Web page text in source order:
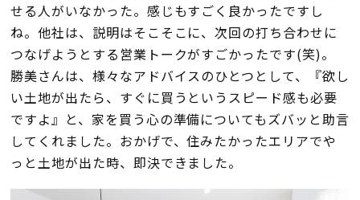
MENU
せる人がいなかった。感じもすごく良かったですし
ね。他社は、説明はそこそこに、次回の打ち合わせに
つなげようとする営業トークがすごかったです(笑)。
勝美さんは、様々なアドバイスのひとつとして、『欲し
い土地が出たら、すぐに買うというスピード感も必要
ですよ』と、家を買う心の準備についてもズバッと助言
してくれました。おかげで、住みたかったエリアでや
っと土地が出た時、即決できました。